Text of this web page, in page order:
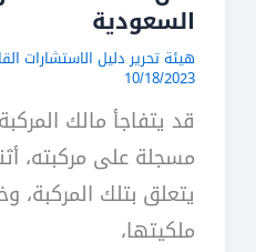
السعودية
هيئة تحرير دليل الاستشارات
10/18/2023
قد يتفاجأ مالك
مسجلة على مركبته،
يتعلق بتلك المركبة،
ملكيتها،